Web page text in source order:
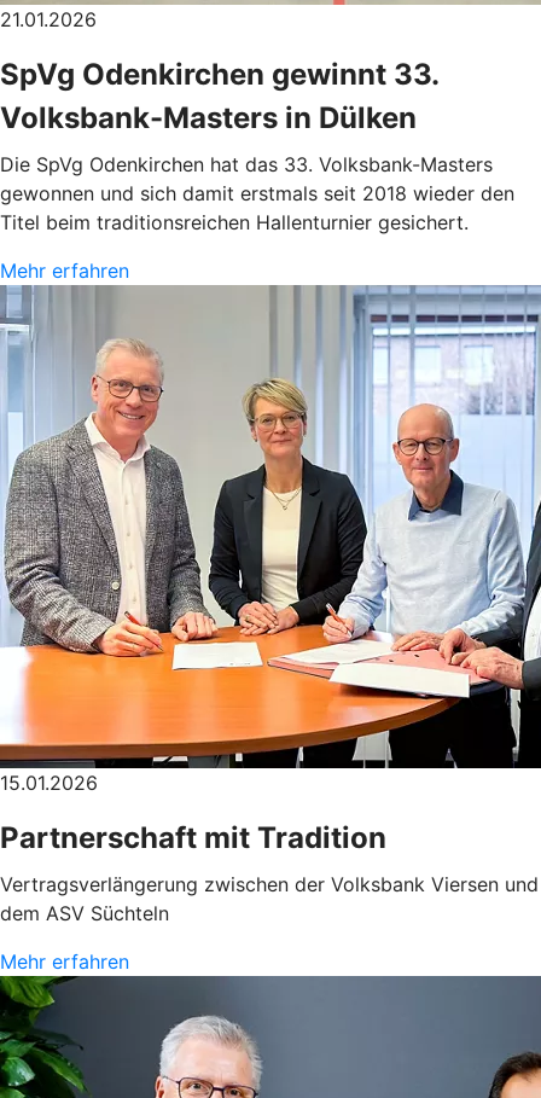
21.01.2026
SpVg Odenkirchen gewinnt 33.
Volksbank-Masters in Dülken
Die SpVg Odenkirchen hat das 33. Volksbank-Masters
gewonnen und sich damit erstmals seit 2018 wieder den
Titel beim traditionsreichen Hallenturnier gesichert.
Mehr erfahren
15.01.2026
Partnerschaft mit Tradition
Vertragsverlängerung zwischen der Volksbank Viersen und
dem ASV Süchteln
Mehr erfahren